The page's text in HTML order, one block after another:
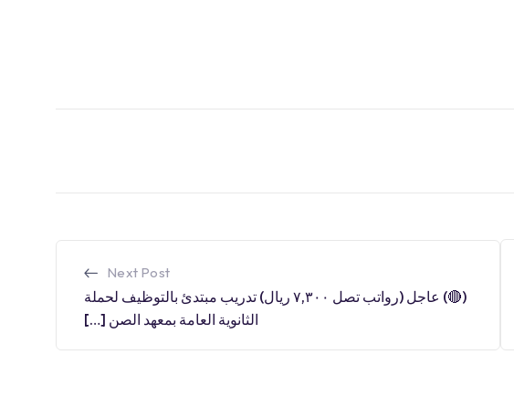
Next Post
(🔴) عاجل (رواتب تصل ٧,٣٠٠ ريال) تدريب مبتدئ بالتوظيف لحملة
الثانوية العامة بمعهد الصن […]